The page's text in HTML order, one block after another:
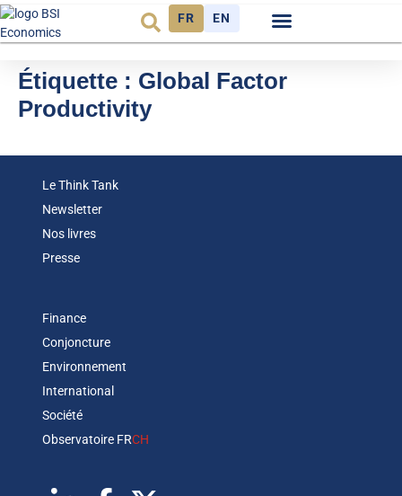
FR EN
Étiquette : Global Factor
Productivity
Le Think Tank
Newsletter
Nos livres
Presse
Finance
Conjoncture
Environnement
International
Société
Observatoire FRCH